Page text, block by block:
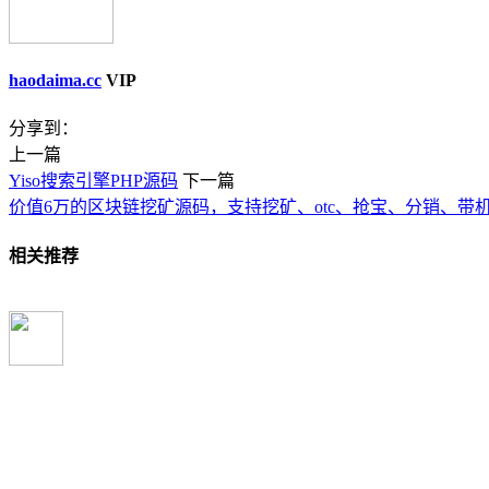
haodaima.cc VIP
分享到：
上一篇
Yiso搜索引擎PHP源码 下一篇
价值6万的区块链挖矿源码，支持挖矿、otc、抢宝、分销、带
相关推荐